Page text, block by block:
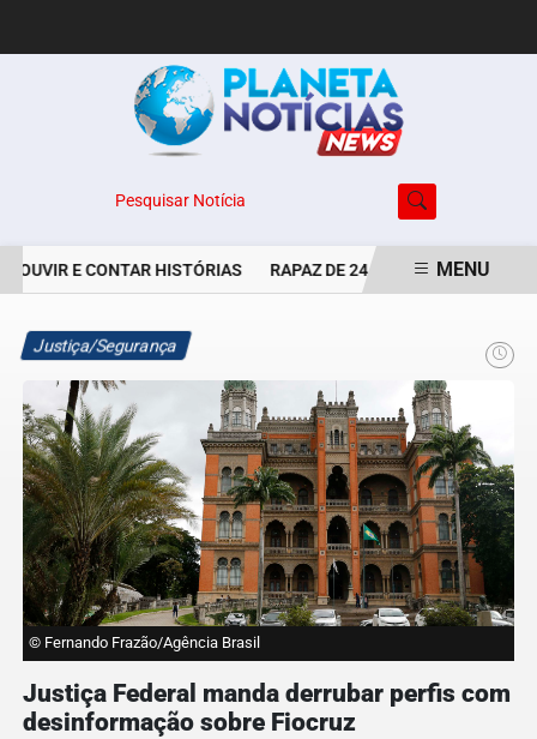
Pesquisar Notícia
E CONTAR HISTÓRIAS RAPAZ DE 24 ANOS É MENU
Justiça/Segurança
© Fernando Frazão/Agência Brasil
Justiça Federal manda derrubar perfis com
desinformação sobre Fiocruz